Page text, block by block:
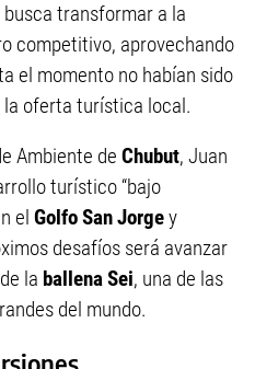
transformar a la
competitivo, aprovechando
el momento no habían sido
oferta turística local.
Ambiente de Chubut, Juan
turístico “bajo
el Golfo San Jorgey
desafíos será avanzar
la ballena Sei, una de las
del mundo.